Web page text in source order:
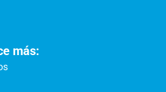
más: